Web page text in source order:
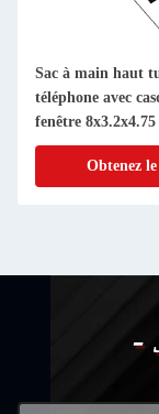
Sac à main haut
téléphone avec
fenêtre
Obtenez
-